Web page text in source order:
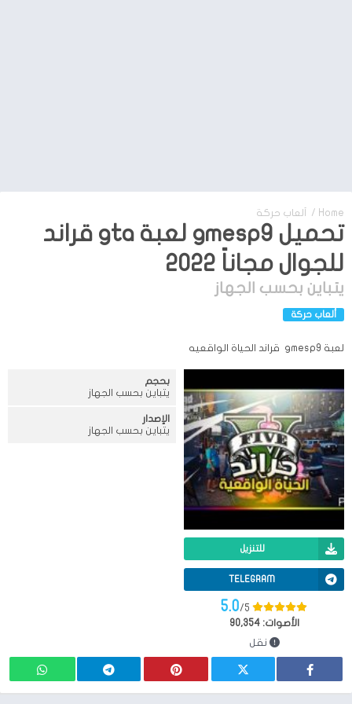
Home
/ ألعاب حركة
تحميل gmesp9 لعبة gta قراند
للجوال مجاناً 2022
يتباين بحسب الجهاز
ألعاب حركة
لعبة gmesp9 قراند الحياة الواقعيه
للتنزيل
TELEGRAM
5.0/5
الأصوات:90,354
نقل
بحجم
يتباين بحسب الجهاز
الإصدار
يتباين بحسب الجهاز